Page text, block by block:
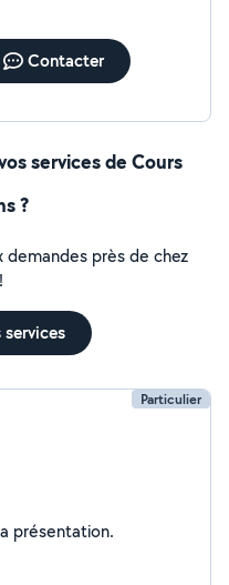
Contacter
services de Cours
?
demandes près de chez
services
Particulier
Je n'ai pas encore renseigné ma présentation.